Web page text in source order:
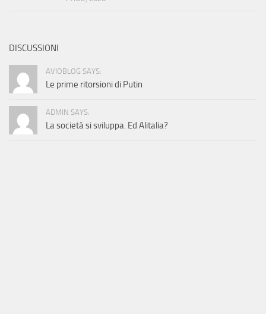
DISCUSSIONI
AVIOBLOG SAYS:
Le prime ritorsioni di Putin
ADMIN SAYS:
La società si sviluppa. Ed Alitalia?